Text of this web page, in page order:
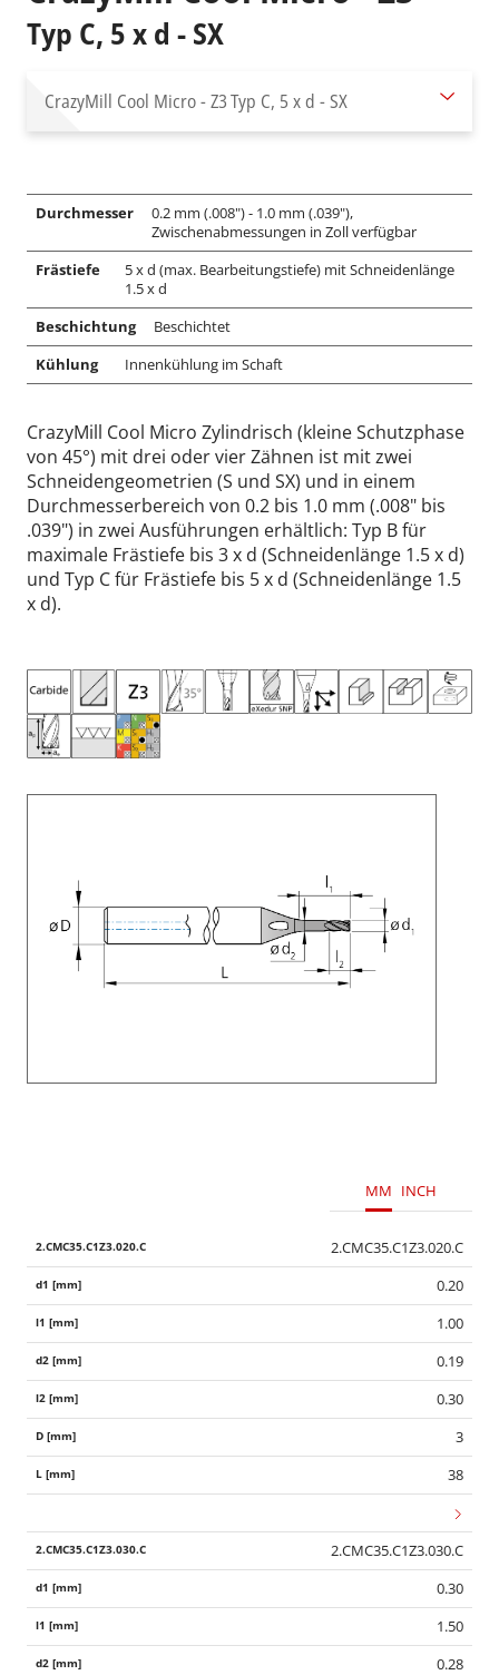
Typ C, 5 x d - SX
CrazyMill Cool Micro - Z3Typ C, 5 x d - SX
Durchmesser
0.2 mm (.008") - 1.0 mm (.039"),
Zwischenabmessungen in Zoll verfügbar
Frästiefe
5 x d (max. Bearbeitungstiefe) mit Schneidenlänge
1.5 x d
Beschichtung
Beschichtet
Kühlung
Innenkühlung im Schaft
CrazyMill Cool Micro Zylindrisch (kleine Schutzphase
von 45°) mit drei oder vier Zähnen ist mit zwei
Schneidengeometrien (S und SX) und in einem
Durchmesserbereich von 0.2 bis 1.0 mm (.008" bis
.039") in zwei Ausführungen erhältlich: Typ B für
maximale Frästiefe bis 3 x d (Schneidenlänge 1.5 x d)
und Typ C für Frästiefe bis 5 x d (Schneidenlänge 1.5
x d).
MM INCH
2.CMC35.C1Z3.020.C
0.20
1.00
0.19
0.30
3
38
2.CMC35.C1Z3.030.C
0.30
1.50
0.28